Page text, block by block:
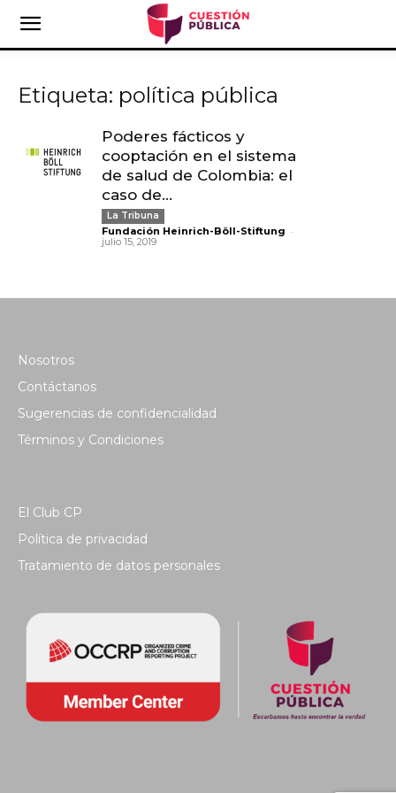
Etiqueta: política pública
Poderes fácticos y
cooptación en el sistema
de salud de Colombia: el
caso de...
La Tribuna
Fundación Heinrich-Böll-Stiftung -
julio 15, 2019
Nosotros
Contáctanos
Sugerencias de confidencialidad
Términos y Condiciones
El Club CP
Política de privacidad
Tratamiento de datos personales